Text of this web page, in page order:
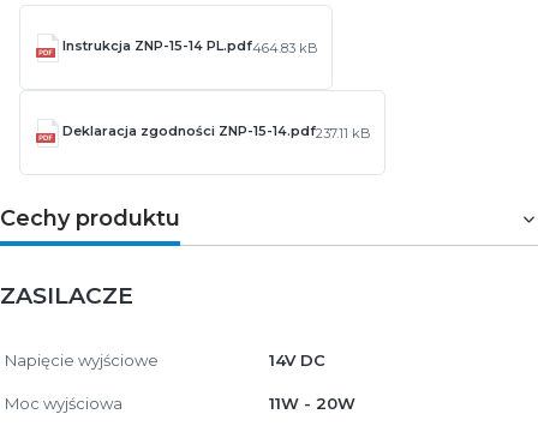
Instrukcja ZNP-15-14 PL.pdf464.83 kB
Deklaracja zgodności ZNP-15-14.pdf237.11 kB
Cechy produktu
ZASILACZE
Napięcie wyjściowe 14V DC
Moc wyjściowa 11W - 20W